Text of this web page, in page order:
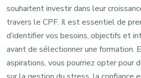
souhaitent investir dans leur
travers le CPF. Il est essentiel de
d’identifier vos besoins, objectifs et
avant de sélectionner une formation.
aspirations, vous pourriez opter pour